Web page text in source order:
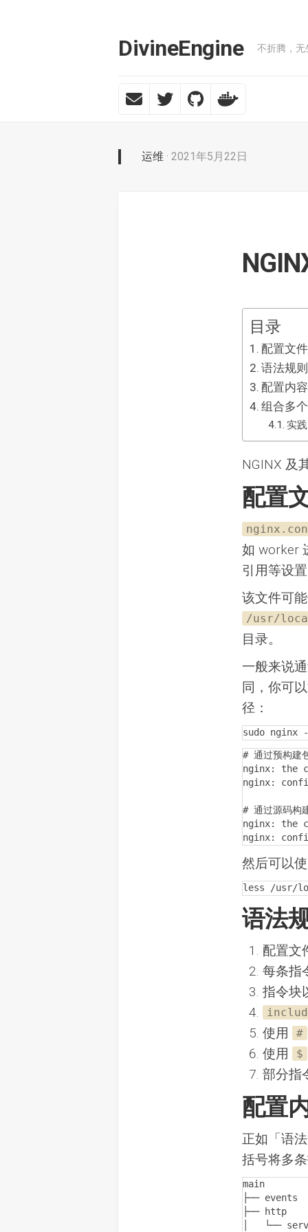
DivineEngine 不折腾，无
运维 · 2021年5月22日
目录
配置文
语法规则
配置内
组合多
实践
NGINX 及
配置
如 worker
引用等设
该文件可
/usr/
目录。
一般来说
同，你可
径：
sudo nginx
# 通过预构建
nginx: the
nginx:
# 通过源码构
nginx: the
nginx:
然后可以
less /usr/
语法
配置文
每条指
指令块
使用 #
使用
$
部分指
配置
正如「语
括号将多
main
├── events
├── http
│   └──